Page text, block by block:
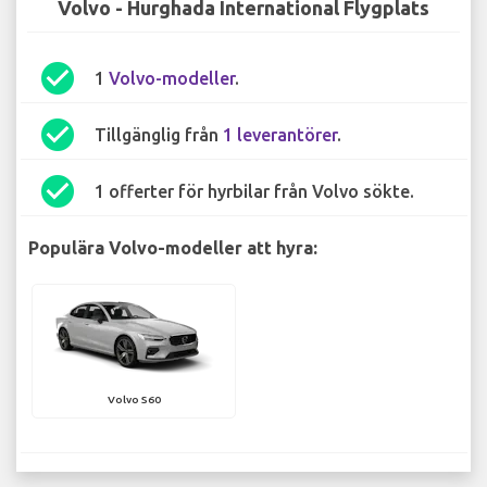
Volvo - Hurghada International Flygplats
check_circle 1 Volvo-modeller.
check_circle Tillgänglig från 1 leverantörer.
check_circle 1 offerter för hyrbilar från Volvo sökte.
Populära Volvo-modeller att hyra:
Volvo S60